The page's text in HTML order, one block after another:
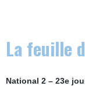
La feuille
National 2 – 23e